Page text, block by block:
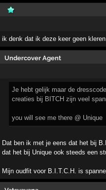
ik denk dat ik deze keer geen
Undercover Agent
Je hebt gelijk maar de
creaties bij BITCH zijn veel
you will see me there @ Unique
Dat ben ik met je eens dat het bij
dat het bij Unique ook steeds een
Mijn oudfit voor B.I.T.C.H. is